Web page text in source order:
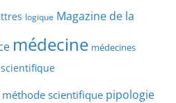
logique Magazine de la
médecine médecines
méthode scientifique pipologie